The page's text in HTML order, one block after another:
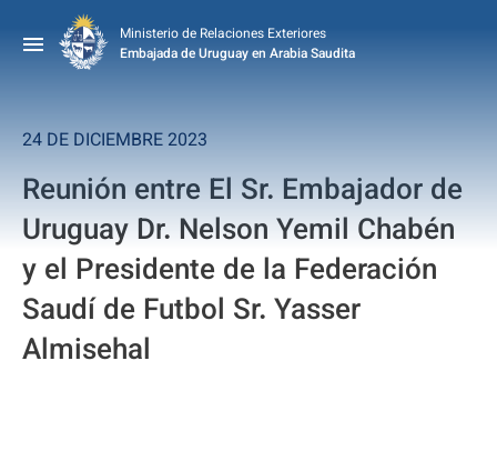
Ministerio de Relaciones Exteriores
Embajada de Uruguay en Arabia Saudita
24 DE DICIEMBRE 2023
Reunión entre El Sr. Embajador de
Uruguay Dr. Nelson Yemil Chabén
y el Presidente de la Federación
Saudí de Futbol Sr. Yasser
Almisehal